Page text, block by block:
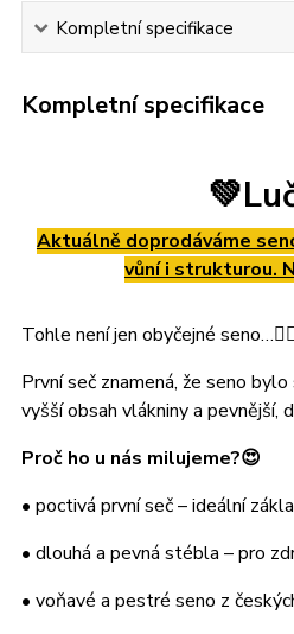
Kompletní specifikace
Kompletní specifikace
Aktuálně doprodáváme
vůní i strukturou.
Tohle není jen obyčejné
První seč znamená, že seno
vyšší obsah vlákniny a
Proč ho u nás milujeme?😍
• poctivá první seč – ideální
• dlouhá a pevná stébla – pro
• voňavé a pestré seno z